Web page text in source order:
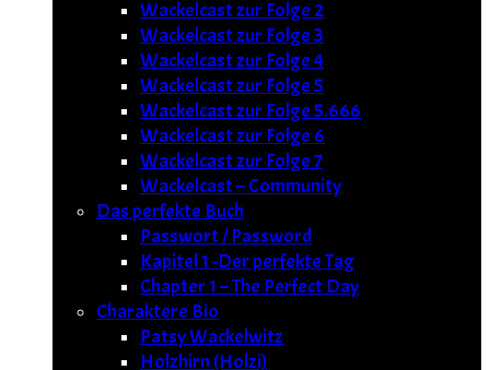
Wackelcast zur Folge 2
Wackelcast zur Folge 3
Wackelcast zur Folge 4
Wackelcast zur Folge 5
Wackelcast zur Folge 5.666
Wackelcast zur Folge 6
Wackelcast zur Folge 7
Wackelcast – Community
Das perfekte Buch
Passwort / Password
Kapitel 1 -Der perfekte Tag
Chapter 1 – The Perfect Day
Charaktere Bio
Patsy Wackelwitz
Holzhirn (Holzi)